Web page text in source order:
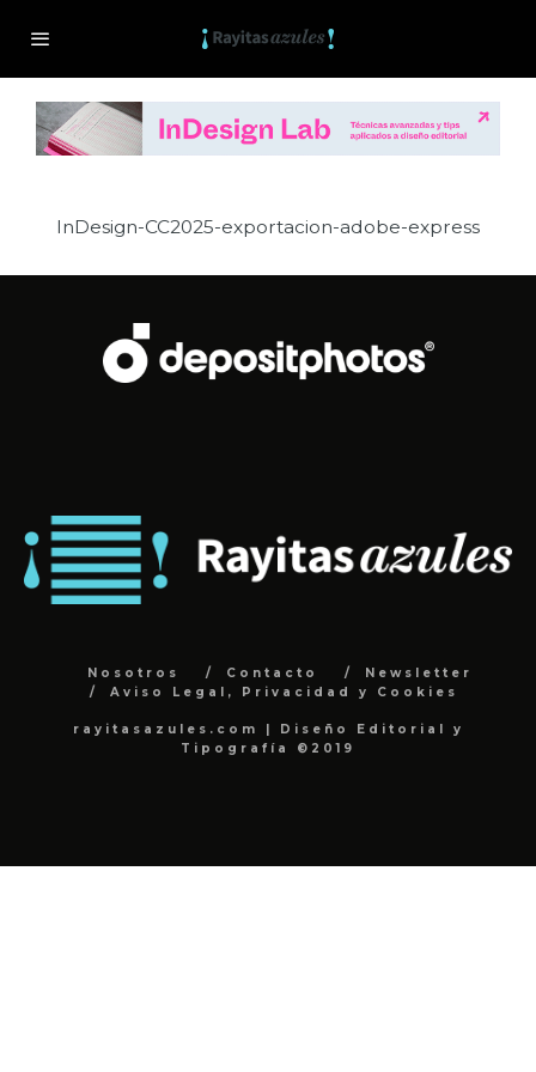
InDesign-CC2025-exportacion-adobe-express
Nosotros Contacto
Newsletter
Aviso Legal, Privacidad y Cookies
rayitasazules.com | Diseño Editorial y
Tipografía ©2019